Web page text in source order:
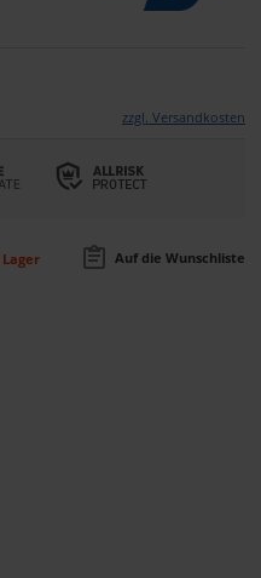
zzgl. Versandkosten
Auf die Wunschliste